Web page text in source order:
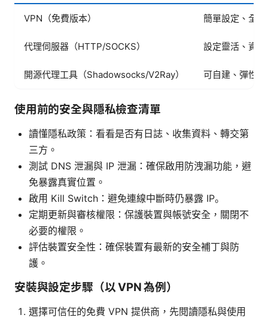
VPN（免費版本） 簡單設定、全
代理伺服器（HTTP/SOCKS） 設定靈活、資
開源代理工具（Shadowsocks/V2Ray） 可自建、彈性高
使用前的安全與隱私檢查清單
讀懂隱私政策：看看是否有日誌、收集資料、轉交第
三方。
測試 DNS 泄漏與 IP 泄漏：確保啟用防洩漏功能，避
免暴露真實位置。
啟用 Kill Switch：避免連線中斷時仍暴露 IP。
定期更新與審核權限：保護裝置與帳號安全，關閉不
必要的權限。
評估裝置安全性：確保裝置有最新的安全補丁與防
護。
安裝與設定步驟（以 VPN 為例）
選擇可信任的免費 VPN 提供商，先閱讀隱私與使用